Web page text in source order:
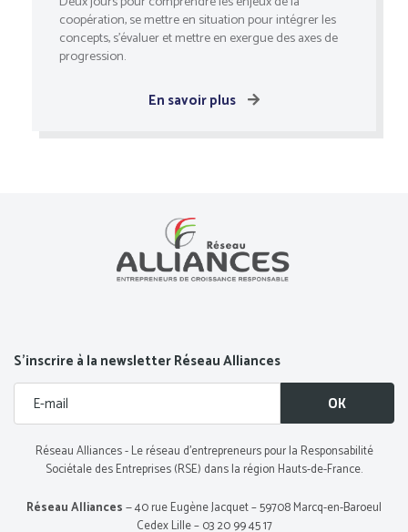
coopération, se mettre en situation pour intégrer les
concepts, s'évaluer et mettre en exergue des axes de
progression.
En savoir plus
S’inscrire à la newsletter Réseau Alliances
Réseau Alliances - Le réseau d’entrepreneurs pour la Responsabilité
Sociétale des Entreprises (RSE) dans la région Hauts-de-France.
Réseau Alliances— 40 rue Eugène Jacquet – 59708 Marcq-en-Baroeul
Cedex Lille – 03 20 99 45 17